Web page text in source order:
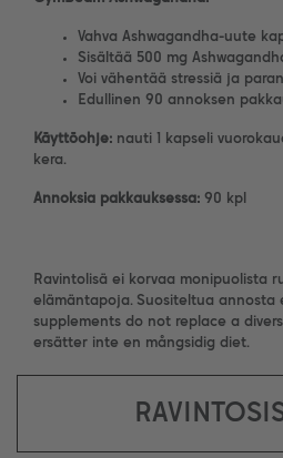
Vahva Ashwagandha-uute
Sisältää 500 mg
Voi vähentää stressiä ja
Edullinen 90 annoksen
Käyttöohje: nauti 1 kapseli
kera.
Annoksia pakkauksessa: 90 kpl
Ravintolisä ei korvaa monipuolista
elämäntapoja. Suositeltua annosta
supplements do not replace a
ersätter inte en mångsidig diet.